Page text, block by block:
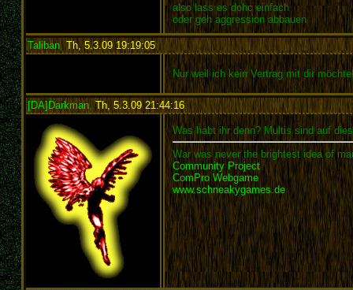
also lass es dohc einfach
oder geh aggression abbauen
Taliban, Th, 5.3.09 19:19:05:
Nur weil ich kein Vertrag mit dir
[DA]Darkman,Th, 5.3.09 21:44:16:
Was habt ihr denn? Multis sind auf
War was never the brightest idea of
Community Project
ComPro Webgame
www.schneakygames.de